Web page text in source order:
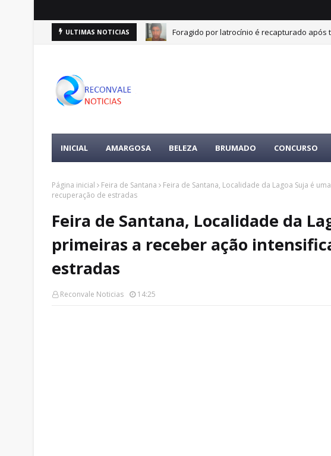
ULTIMAS NOTICIAS
Foragido por latrocínio é recapturado após
Vitória goleia o Athletico, vira no agregado
INICIAL AMARGOSA BELEZA BRUMADO CONCURSO
Página inicial Feira de Santana
Feira de Santana, Localidade da Lagoa Suja é
recuperação de estradas
Feira de Santana, Localidade da
primeiras a receber ação
estradas
Reconvale Noticias 14:25